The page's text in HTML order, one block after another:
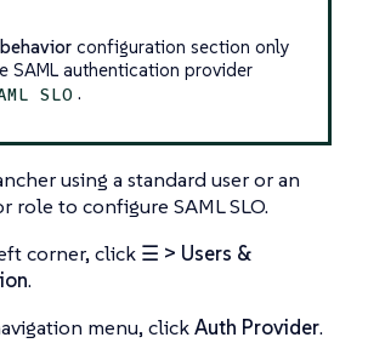
configuration section only
SAML authentication provider
SLO .
using a standard user or an
role to configure SAML SLO.
corner, click ☰ > Users &
.
menu, clickAuth Provider.